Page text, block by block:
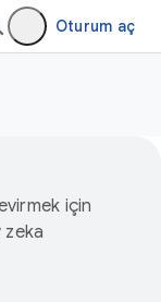
Oturum aç
için
zeka